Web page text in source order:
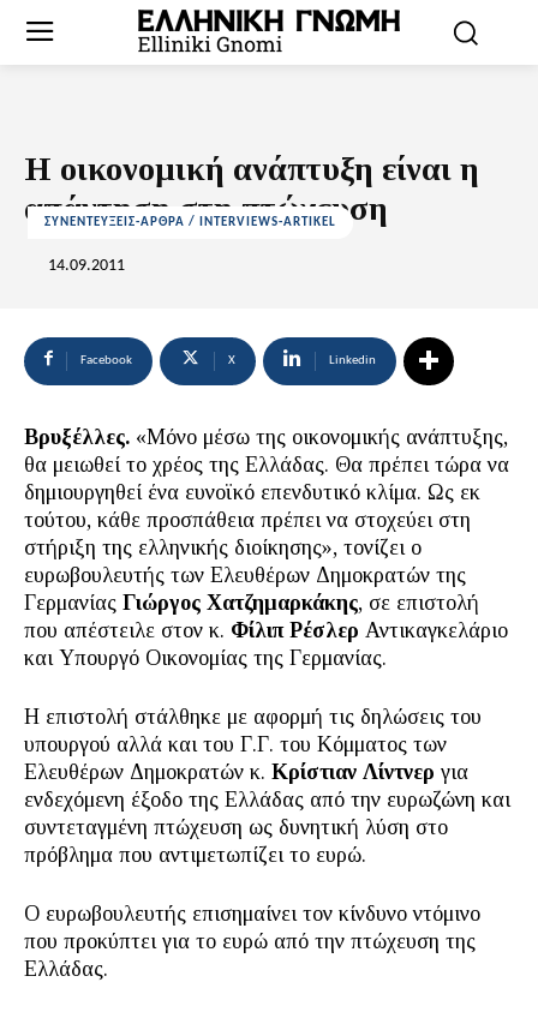
Η οικονομική ανάπτυξη είναι η
απάντηση στη πτώχευση
14.09.2011
ΣΥΝΕΝΤΕΥΞΕΙΣ-ΑΡΘΡΑ / INTERVIEWS-ARTIKEL
Facebook X Linkedin
Βρυξέλλες. «Μόνο μέσω της οικονομικής ανάπτυξης,
θα μειωθεί το χρέος της Ελλάδας. Θα πρέπει τώρα να
δημιουργηθεί ένα ευνοϊκό επενδυτικό κλίμα. Ως εκ
τούτου, κάθε προσπάθεια πρέπει να στοχεύει στη
στήριξη της ελληνικής διοίκησης», τονίζει ο
ευρωβουλευτής των Ελευθέρων Δημοκρατών της
Γερμανίας Γιώργος Χατζημαρκάκης, σε επιστολή
που απέστειλε στον κ. Φίλιπ Ρέσλερ Αντικαγκελάριο
και Υπουργό Οικονομίας της Γερμανίας.
Η επιστολή στάλθηκε με αφορμή τις δηλώσεις του
υπουργού αλλά και του Γ.Γ. του Κόμματος των
Ελευθέρων Δημοκρατών κ. Κρίστιαν Λίντνερ για
ενδεχόμενη έξοδο της Ελλάδας από την ευρωζώνη και
συντεταγμένη πτώχευση ως δυνητική λύση στο
πρόβλημα που αντιμετωπίζει το ευρώ.
Ο ευρωβουλευτής επισημαίνει τον κίνδυνο ντόμινο
που προκύπτει για το ευρώ από την πτώχευση της
Ελλάδας.